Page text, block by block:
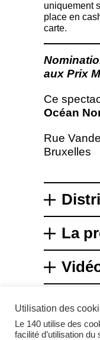
uniquement
place en
carte.
aux Prix
Ce
Océan
Rue
Bruxelles
La
Utilisation des
Le 140 utilise des
facilité d’utilisation